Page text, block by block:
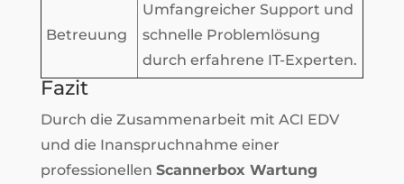
Betreuung
Umfangreicher Support und
schnelle Problemlösung
durch erfahrene IT-Experten.
Fazit
Durch die Zusammenarbeit mit ACI EDV
und die Inanspruchnahme einer
professionellen Scannerbox Wartung